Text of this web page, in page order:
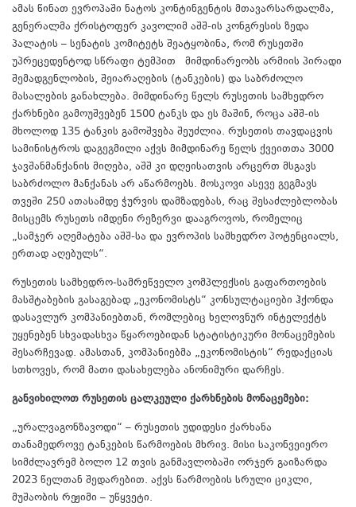
ამას წინათ ევროპაში ნატოს კონტინგენტის მთავარსარდალმა,
გენერალმა ქრისტოფერ კავოლიმ აშშ-ის კონგრესის ზედა
პალატის – სენატის კომიტეტს შეატყობინა, რომ რუსეთში
უპრეცედენტოდ სწრაფი ტემპით მიმდინარეობს არმიის პირადი
შემადგენლობის, შეიარაღების (ტანკების) და საბრძოლო
მასალების განახლება. მიმდინარე წელს რუსეთის სამხედრო
ქარხნები გამოუშვებენ 1500 ტანკს და ეს მაშინ, როცა აშშ-ის
მხოლოდ 135 ტანკის გამოშვება შეუძლია. რუსეთის თავდაცვის
სამინისტროს დაგეგმილი აქვს მიმდინარე წელს ქვეითთა 3000
ჯავშანმანქანის მიღება, აშშ კი დღეისათვის არცერთ მსგავს
საბრძოლო მანქანას არ აწარმოებს. მოსკოვი ასევე გეგმავს
თვეში 250 ათასამდე ჭურვის დამზადებას, რაც შესაძლებლობას
მისცემს რუსეთს იმდენი რეზერვი დააგროვოს, რომელიც
„სამჯერ აღემატება აშშ-სა და ევროპის სამხედრო პოტენციალს,
ერთად აღებულს“.
რუსეთის სამხედრო-სამრეწველო კომპლექსის გაფართოების
მასშტაბების გასაგებად „ეკონომისტს“ კონსულტაციები ჰქონდა
დასავლურ კომპანიებთან, რომლებიც ხელოვნურ ინტელექტს
უყენებენ სხვადასხვა წყაროებიდან სტატისტიკური მონაცემების
შესარჩევად. ამასთან, კომპანიებმა „ეკონომისტის“ რედაქციას
სთხოვეს, რომ მათი დასახელება ანონიმური დარჩეს.
განვიხილოთ რუსეთის ცალკეული ქარხნების მონაცემები:
„ურალვაგონზავოდი“ – რუსეთის უდიდესი ქარხანა
თანამედროვე ტანკების წარმოების მხრივ. მისი საკონვეიერო
სიმძლავრემ ბოლო 12 თვის განმავლობაში ორჯერ გაიზარდა
2023 წელთან შედარებით. აქვს წარმოების სრული ციკლი,
მუშაობის რეჟიმი – უწყვეტი.